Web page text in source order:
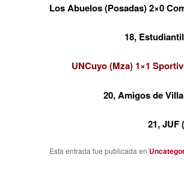
Los Abuelos (Posadas) 2×0
18,
UNCuyo (Mza) 1×1
20, Amigos de
21, JUF
Esta entrada fue publicada en